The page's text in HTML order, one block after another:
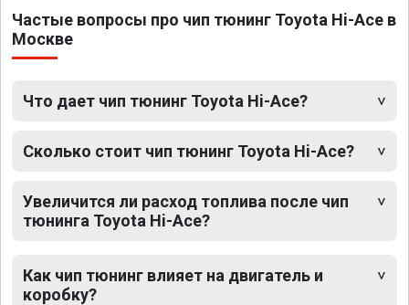
Частые вопросы про чип тюнинг Toyota Hi-Ace в
Москве
Что дает чип тюнинг Toyota Hi-Ace?
Сколько стоит чип тюнинг Toyota Hi-Ace?
Увеличится ли расход топлива после чип
тюнинга Toyota Hi-Ace?
Как чип тюнинг влияет на двигатель и
коробку?